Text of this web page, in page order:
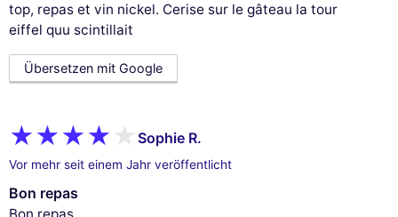
top, repas et vin nickel. Cerise sur le gâteau la tour
eiffel quu scintillait
Übersetzen mit Google
Sophie R.
Vor mehr seit einem Jahr veröffentlicht
Bon repas